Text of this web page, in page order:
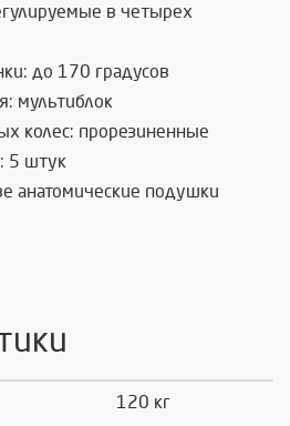
в четырех
до 170 градусов
мультиблок
колес: прорезиненные
5 штук
анатомические подушки
120 кг